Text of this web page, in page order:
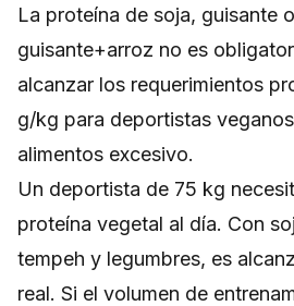
La proteína de soja, guisante
guisante+arroz no es
alcanzar los requerimientos
g/kg para deportistas
alimentos excesivo.
Un deportista de 75 kg
proteína vegetal al día. Con
tempeh y legumbres, es
real. Si el volumen de